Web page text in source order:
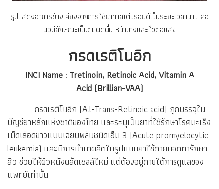
รูปแสดงอาการข้างเคียงจากการใช้ยาทาสเตียรอยด์เป็นระยะเวลานาน คือ
ผิวมีลักษณะเป็นตุ่มผดผื่น หน้าบางและไวต่อแสง
กรดเรติโนอิก
INCI Name : Tretinoin, Retinoic Acid, Vitamin A
Acid (Brillian-VAA)
กรดเรติโนอิก (All-Trans-Retinoic acid) ถูกบรรจุใน
บัญชียาหลักแห่งชาติของไทย และระบุเป็นยาที่ใช้รักษาโรคมะเร็ง
เม็ดเลือดขาวแบบเฉียบพลันชนิดเอ็ม 3 (Acute promyelocytic
leukemia) และมีการนำมาผลิตในรูปแบบยาใช้ภายนอกทารักษา
สิว ช่วยให้ผิวหนังผลัดเซลล์ใหม่ แต่ต้องอยู่ภายใต้การดูแลของ
แพทย์เท่านั้น